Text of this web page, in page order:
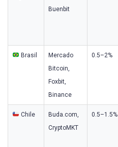
Buenbit
Brasil
Mercado
Bitcoin,
Foxbit,
Binance
0.5–2%
Chile
Buda.com,
CryptoMKT
0.5–1.5%